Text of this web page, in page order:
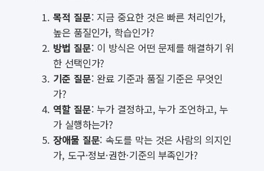
목적 질문: 지금 중요한 것은 빠른 처리인가,
높은 품질인가, 학습인가?
방법 질문: 이 방식은 어떤 문제를 해결하기 위
한 선택인가?
기준 질문: 완료 기준과 품질 기준은 무엇인
가?
역할 질문: 누가 결정하고, 누가 조언하고, 누
가 실행하는가?
장애물 질문: 속도를 막는 것은 사람의 의지인
가, 도구·정보·권한·기준의 부족인가?